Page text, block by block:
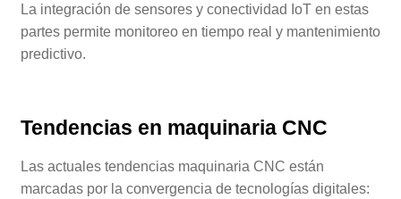
La integración de sensores y conectividad IoT en estas
partes permite monitoreo en tiempo real y mantenimiento
predictivo.
Tendencias en maquinaria CNC
Las actuales tendencias maquinaria CNC están
marcadas por la convergencia de tecnologías digitales: